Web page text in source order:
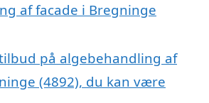
af facade i Bregninge
på algebehandling af
(4892), du kan være